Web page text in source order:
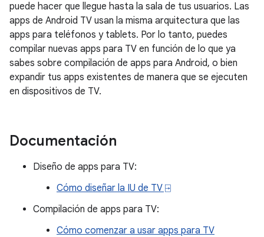
puede hacer que llegue hasta la sala de tus usuarios. Las
apps de Android TV usan la misma arquitectura que las
apps para teléfonos y tablets. Por lo tanto, puedes
compilar nuevas apps para TV en función de lo que ya
sabes sobre compilación de apps para Android, o bien
expandir tus apps existentes de manera que se ejecuten
en dispositivos de TV.
Documentación
Diseño de apps para TV:
Cómo diseñar la IU de TV ⍈
Compilación de apps para TV:
Cómo comenzar a usar apps para TV